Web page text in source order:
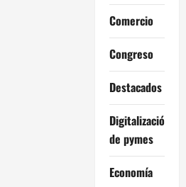
Comercio
Congreso
Destacados
Digitalización
de pymes
Economía